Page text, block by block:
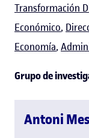
Transformación
Económico,
Economía,
Grupo de
Antoni